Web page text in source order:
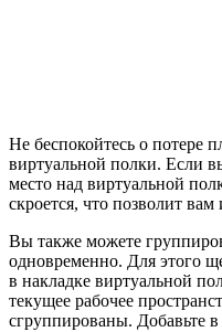
Не беспокойтесь о потере
виртуальной полки. Если
место над виртуальной
скроется, что позволит вам
Вы также можете
одновременно. Для этого
в накладке виртуальной
текущее рабочее
сгруппированы. Добавьте